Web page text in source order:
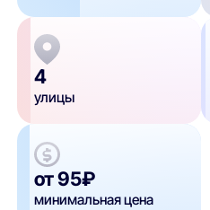
4
улицы
от 95₽
минимальная цена